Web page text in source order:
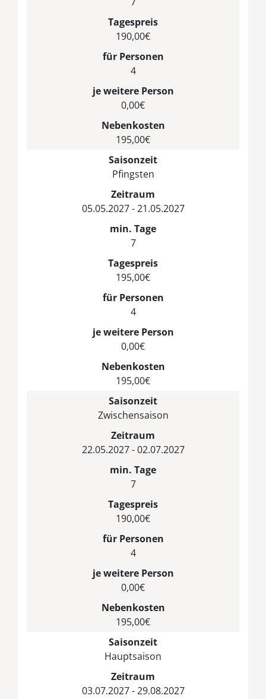
Tagespreis
190,00€
für Personen
4
je weitere Person
0,00€
Nebenkosten
195,00€
Saisonzeit
Pfingsten
Zeitraum
05.05.2027 - 21.05.2027
min. Tage
7
Tagespreis
195,00€
für Personen
4
je weitere Person
0,00€
Nebenkosten
195,00€
Saisonzeit
Zwischensaison
Zeitraum
22.05.2027 - 02.07.2027
min. Tage
7
Tagespreis
190,00€
für Personen
4
je weitere Person
0,00€
Nebenkosten
195,00€
Saisonzeit
Hauptsaison
Zeitraum
03.07.2027 - 29.08.2027